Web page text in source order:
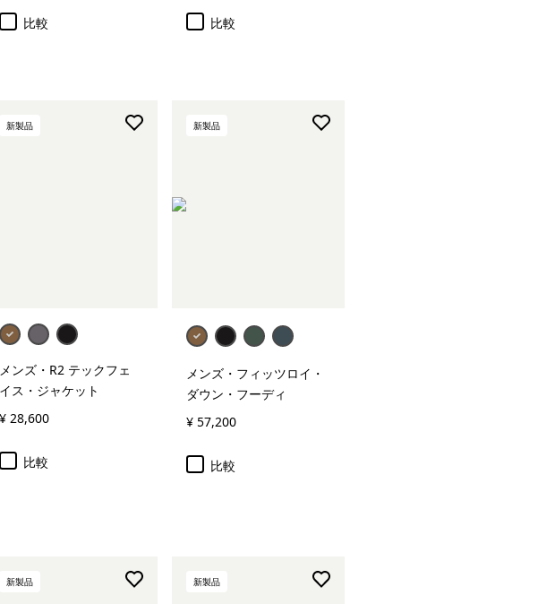
比較 比較
新製品
メンズ・R2 テックフェ
イス・ジャケット
¥ 28,600
比較
新製品
メンズ・フィッツロイ・
ダウン・フーディ
¥ 57,200
比較
新製品 新製品